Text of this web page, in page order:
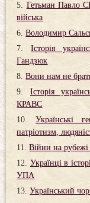
Гетьман Павло
війська
Володимир
Історія
Гандзюк
Вони нам не
Історія
КРАВС
Українські
патріотизм,
Війни на
Українці в
УПА
Український